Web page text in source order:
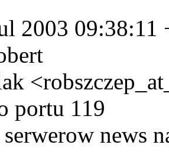
2003 09:38:11
portu 119
news